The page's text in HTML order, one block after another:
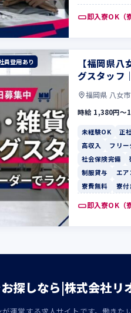
即入寮OK（
員登用あり
【福岡県
グスタッフ
福岡県 八女市
時給 1,380円〜
未経験OK 正
高収入
フリー
社会保険完備
制服貸与
エア
寮費無料
寮付
即入寮OK（
探しなら|株式会社リ